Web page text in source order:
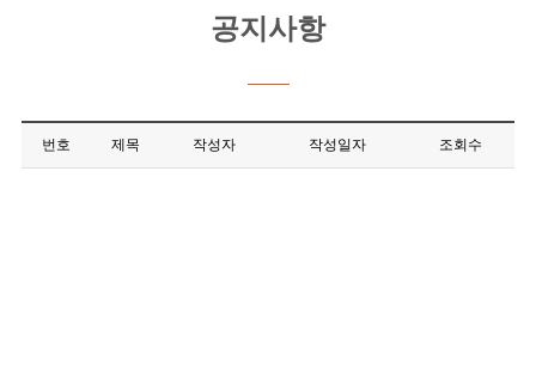
공지사항
번호 제목 작성자 작성일자 조회수